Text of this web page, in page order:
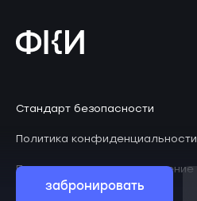
забронировать
Стандарт безопасности
Политика конфиденциальности
Пользовательское соглашение